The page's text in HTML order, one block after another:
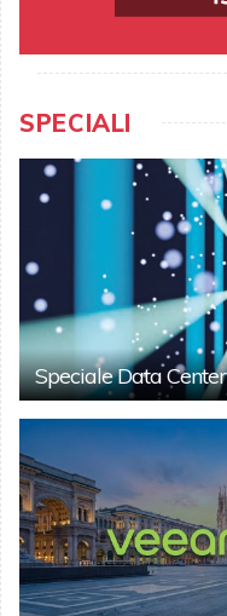
SPECIALI
Speciale Data Center